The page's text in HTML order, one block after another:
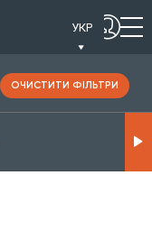
УКР
ОЧИСТИТИ ФІЛЬТРИ